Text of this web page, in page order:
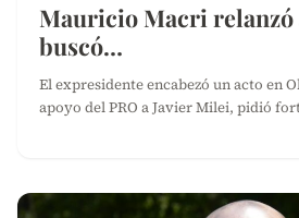
Mauricio Macri relanzó
buscó…
El expresidente encabezó un acto en
apoyo del PRO a Javier Milei, pidió